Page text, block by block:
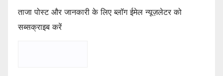
ताजा पोस्ट और जानकारी के लिए ब्लॉग ईमेल न्यूज़लेटर को
सब्सक्राइब करें